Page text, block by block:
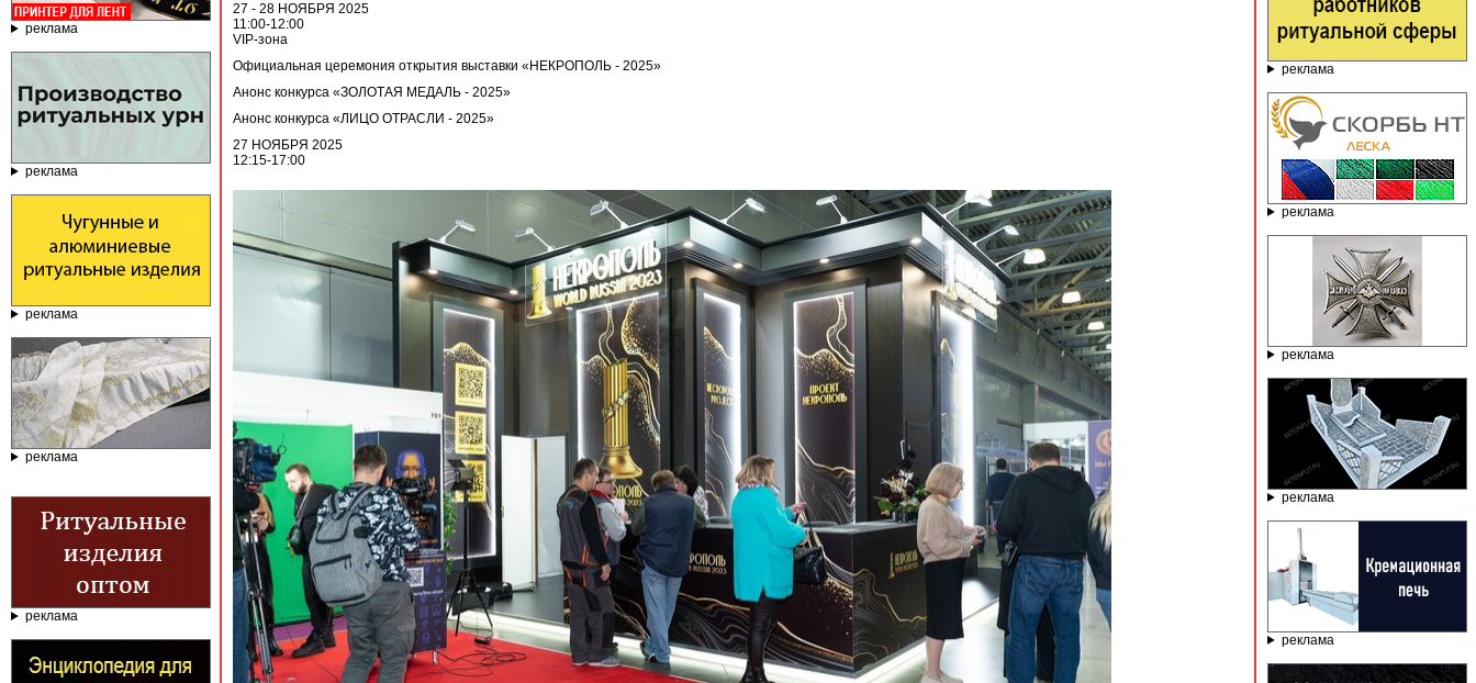
реклама
реклама
реклама
реклама
реклама
27 - 28 НОЯБРЯ 2025
11:00-12:00
VIP-зона
Официальная церемония открытия выставки «НЕКРОПОЛЬ - 2025»
Анонс конкурса «ЗОЛОТАЯ МЕДАЛЬ - 2025»
Анонс конкурса «ЛИЦО ОТРАСЛИ - 2025»
27 НОЯБРЯ 2025
12:15-17:00
реклама
реклама
реклама
реклама
реклама